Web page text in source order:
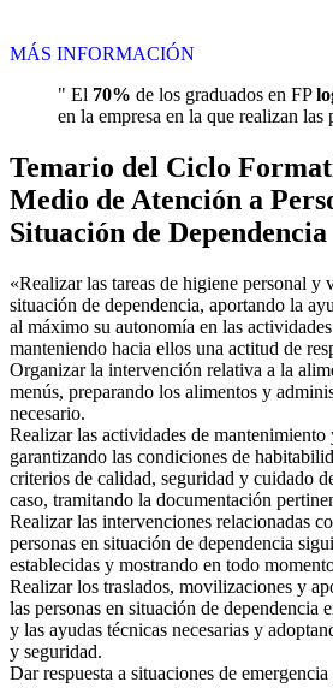
MÁS INFORMACIÓN
" El 70% de los graduados en FP
en la empresa en la que realizan las
Temario del Ciclo
Medio de Atención a
Situación de Dependencia
«Realizar las tareas de higiene personal y
situación de dependencia, aportando la
al máximo su autonomía en las
manteniendo hacia ellos una actitud de
Organizar la intervención relativa a la
menús, preparando los alimentos y
necesario.
Realizar las actividades de
garantizando las condiciones de
criterios de calidad, seguridad y cuidado
caso, tramitando la documentación
Realizar las intervenciones relacionadas
personas en situación de dependencia
establecidas y mostrando en todo
Realizar los traslados, movilizaciones y
las personas en situación de dependencia
y las ayudas técnicas necesarias y
y seguridad.
Dar respuesta a situaciones de